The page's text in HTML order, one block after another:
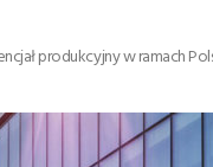
produkcyjny w ramach